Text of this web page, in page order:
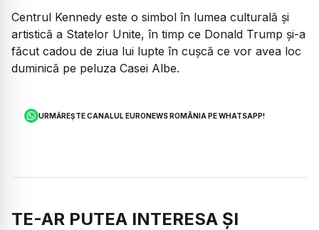
Centrul Kennedy este o simbol în lumea culturală și
artistică a Statelor Unite, în timp ce Donald Trump și-a
făcut cadou de ziua lui lupte în cușcă ce vor avea loc
duminică pe peluza Casei Albe.
URMĂREȘTE CANALUL EURONEWS ROMÂNIA PE WHATSAPP!
TE-AR PUTEA INTERESA ȘI